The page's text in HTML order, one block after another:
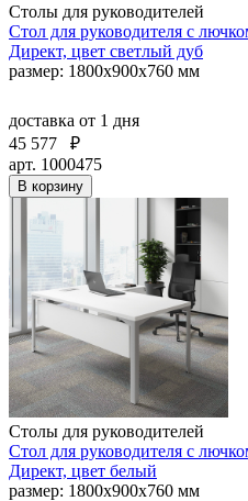
Столы для руководителей
Стол для руководителя с
Директ, цвет светлый дуб
размер: 1800х900х760 мм
доставка от 1 дня
45 577
₽
арт. 1000475
В корзину
Столы для руководителей
Стол для руководителя с
Директ, цвет белый
размер: 1800х900х760 мм